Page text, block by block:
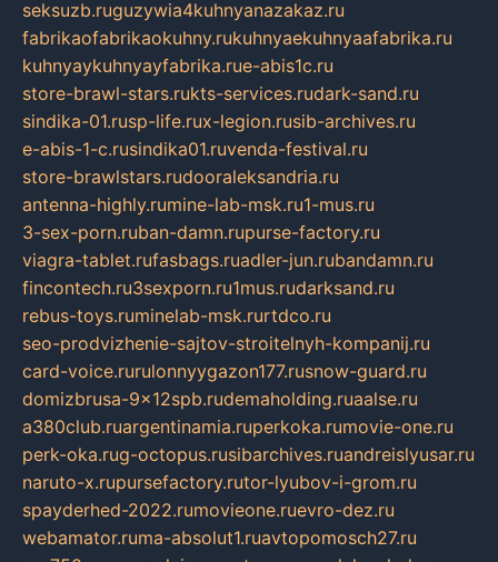
seksuzb.ruguzywia4kuhnyanazakaz.ru
fabrikaofabrikaokuhny.rukuhnyaekuhnyaafabrika.ru
kuhnyaykuhnyayfabrika.rue-abis1c.ru
store-brawl-stars.rukts-services.rudark-sand.ru
sindika-01.rusp-life.rux-legion.rusib-archives.ru
e-abis-1-c.rusindika01.ruvenda-festival.ru
store-brawlstars.rudooraleksandria.ru
antenna-highly.rumine-lab-msk.ru1-mus.ru
3-sex-porn.ruban-damn.rupurse-factory.ru
viagra-tablet.rufasbags.ruadler-jun.rubandamn.ru
fincontech.ru3sexporn.ru1mus.rudarksand.ru
rebus-toys.ruminelab-msk.rurtdco.ru
seo-prodvizhenie-sajtov-stroitelnyh-kompanij.ru
card-voice.rurulonnyygazon177.rusnow-guard.ru
domizbrusa-9x12spb.rudemaholding.ruaalse.ru
a380club.ruargentinamia.ruperkoka.rumovie-one.ru
perk-oka.rug-octopus.rusibarchives.ruandreislyusar.ru
naruto-x.rupursefactory.rutor-lyubov-i-grom.ru
spayderhed-2022.rumovieone.ruevro-dez.ru
webamator.ruma-absolut1.ruavtopomosch27.ru